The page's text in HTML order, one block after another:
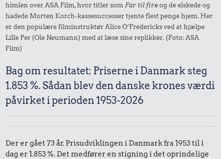
himlen over ASA Film, hvor titler som Far til fireog de elskede og
hadede Morten Korch-kassesuccesser tjente flest penge hjem. Her
er den populære filminstruktør Alice O’Fredericks ved at hjælpe
Lille Per (Ole Neumann) med at læse sine replikker. (Foto: ASA
Film)
Bag om resultatet: Priserne i Danmark steg
1.853 %. Sådan blev den danske krones værdi
påvirket i perioden 1953-2026
Der er gået 73 år. Prisudviklingen i Danmark fra 1953 til i
dag er 1.853 %. Det medfører en stigning i det oprindelige